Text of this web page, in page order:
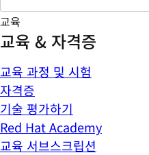
교육
교육 & 자격증
교육 과정 및 시험
자격증
기술 평가하기
Red Hat Academy
교육 서브스크립션